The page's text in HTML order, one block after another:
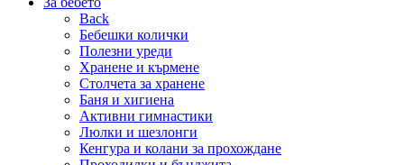
Back
Бебешки колички
Полезни уреди
Хранене и кърмене
Столчета за хранене
Баня и хигиена
Активни гимнастики
Люлки и шезлонги
Кенгура и колани за прохождане